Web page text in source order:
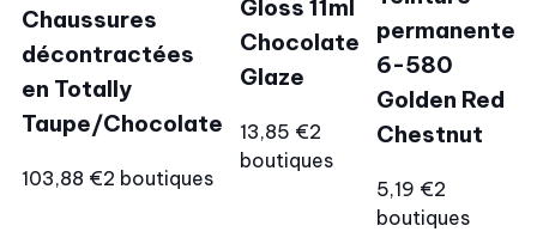
Chaussures
décontractées
en Totally
Taupe/Chocolate
103,88 €2 boutiques
Gloss 11ml
Chocolate
Glaze
13,85 €2
boutiques
permanente
6-580
Golden Red
Chestnut
5,19 €2
boutiques